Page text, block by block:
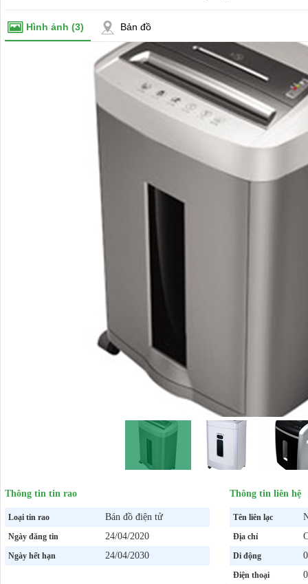
Hình ảnh (3) Bản đồ
Thông tin tin rao
Loại tin rao Bán đồ điện tử
Ngày đăng tin 24/04/2020
Ngày hết hạn 24/04/2030
Thông tin liên hệ
Tên liên lạc
Địa chỉ
Di động
Điện thoại